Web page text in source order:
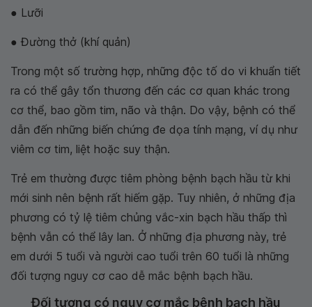
● Lưỡi
● Đường thở (khí quản)
Trong một số trường hợp, những độc tố do vi khuẩn tiết
ra có thể gây tổn thương đến các cơ quan khác trong
cơ thể, bao gồm tim, não và thận. Do vậy, bệnh có thể
dẫn đến những biến chứng đe dọa tính mạng, ví dụ như
viêm cơ tim, liệt hoặc suy thận.
Trẻ em thường được tiêm phòng bệnh bạch hầu từ khi
mới sinh nên bệnh rất hiếm gặp. Tuy nhiên, ở những địa
phương có tỷ lệ tiêm chủng vắc-xin bạch hầu thấp thì
bệnh vẫn có thể lây lan. Ở những địa phương này, trẻ
em dưới 5 tuổi và người cao tuổi trên 60 tuổi là những
đối tượng nguy cơ cao dễ mắc bệnh bạch hầu.
Đối tượng có nguy cơ mắc bệnh bạch hầu